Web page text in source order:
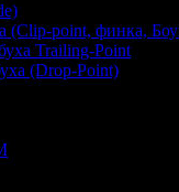
(Clip-point, финка,
Trailing-Point
(Drop-Point)